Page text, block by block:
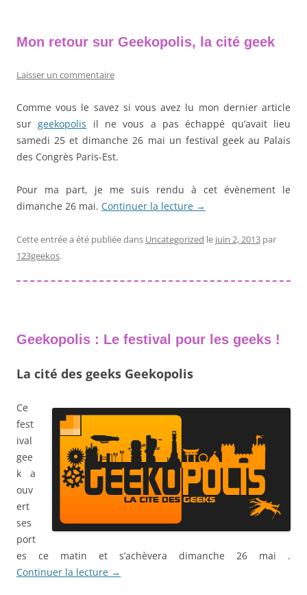
Mon retour sur Geekopolis, la cité geek
Laisser un commentaire
Comme vous le savez si vous avez lu mon dernier article
surgeekopolis il ne vous a pas échappé qu’avait lieu
samedi 25 et dimanche 26 mai un festival geek au Palais
des Congrès Paris-Est.
Pour ma part, je me suis rendu à cet évènement le
dimanche 26 mai. Continuer la lecture →
Cette entrée a été publiée dans Uncategorized le juin 2, 2013 par
123geekos.
Geekopolis : Le festival pour les geeks !
La cité des geeks Geekopolis
Ce
fest
ival
gee
k a
ouv
ert
ses
port
es ce matin et s’achèvera dimanche 26 mai .
Continuer la lecture →